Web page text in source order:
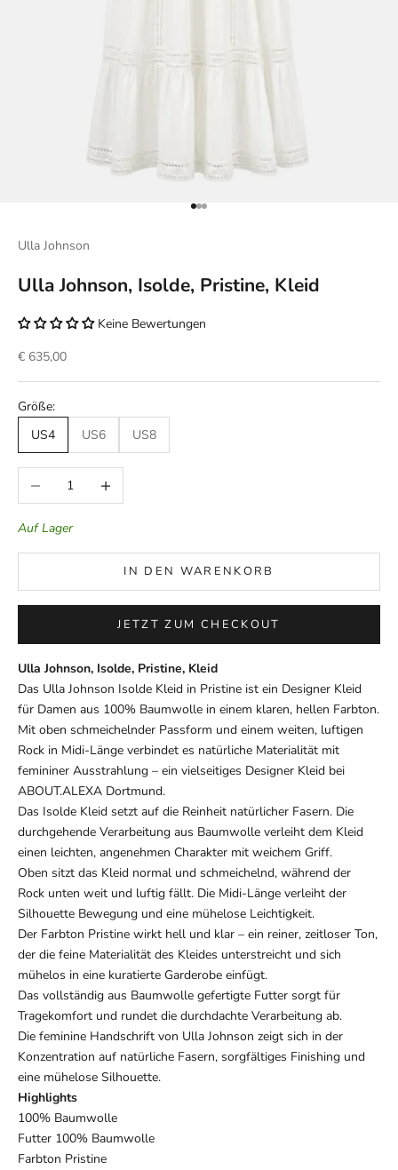
Gehe zu Element 1
Gehe zu Element 2
Gehe zu Element 3
Ulla Johnson
Ulla Johnson, Isolde, Pristine, Kleid
Keine Bewertungen
Angebot
€ 635,00
Größe:
US4
US6 US8
Anzahl verringernAnzahl erhöhen
Auf Lager
IN DEN WARENKORB
JETZT ZUM CHECKOUT
Ulla Johnson, Isolde, Pristine, Kleid
Das Ulla Johnson Isolde Kleid in Pristine ist ein Designer Kleid
für Damen aus 100% Baumwolle in einem klaren, hellen Farbton.
Mit oben schmeichelnder Passform und einem weiten, luftigen
Rock in Midi-Länge verbindet es natürliche Materialität mit
femininer Ausstrahlung – ein vielseitiges Designer Kleid bei
ABOUT.ALEXA Dortmund.
Das Isolde Kleid setzt auf die Reinheit natürlicher Fasern. Die
durchgehende Verarbeitung aus Baumwolle verleiht dem Kleid
einen leichten, angenehmen Charakter mit weichem Griff.
Oben sitzt das Kleid normal und schmeichelnd, während der
Rock unten weit und luftig fällt. Die Midi-Länge verleiht der
Silhouette Bewegung und eine mühelose Leichtigkeit.
Der Farbton Pristine wirkt hell und klar – ein reiner, zeitloser Ton,
der die feine Materialität des Kleides unterstreicht und sich
mühelos in eine kuratierte Garderobe einfügt.
Das vollständig aus Baumwolle gefertigte Futter sorgt für
Tragekomfort und rundet die durchdachte Verarbeitung ab.
Die feminine Handschrift von Ulla Johnson zeigt sich in der
Konzentration auf natürliche Fasern, sorgfältiges Finishing und
eine mühelose Silhouette.
Highlights
100% Baumwolle
Futter 100% Baumwolle
Farbton Pristine